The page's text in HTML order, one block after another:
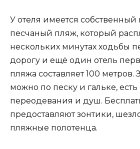
У отеля имеется собственный
песчаный пляж, который
нескольких минутах ходьбы
дорогу и ещё один отель
пляжа составляет 100 метров.
можно по песку и гальке,
переодевания и душ.
предоставляют зонтики,
пляжные полотенца.